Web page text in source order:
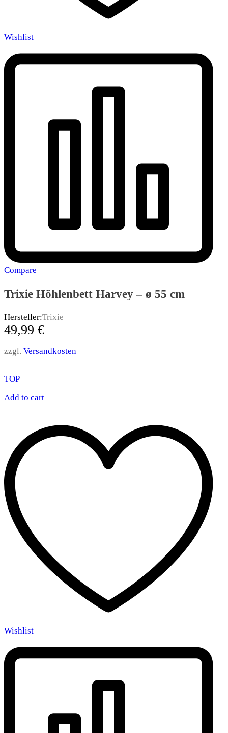
Wishlist
Compare
Trixie Höhlenbett Harvey – ø 55 cm
Hersteller:Trixie
49,99 €
zzgl. Versandkosten
TOP
Add to cart
Wishlist